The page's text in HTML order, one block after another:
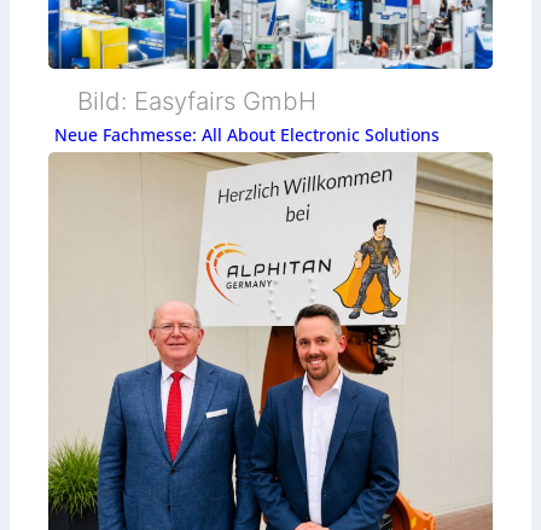
Bild: Easyfairs GmbH
Neue Fachmesse: All About Electronic Solutions